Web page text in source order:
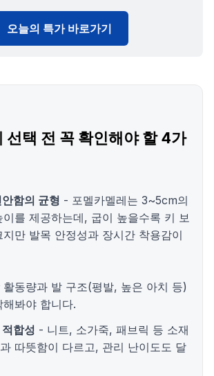
오늘의 특가 바로가기
선택 전 꼭 확인해야 할 4가
함의 균형 - 포멜카멜레는 3~5cm의
이를 제공하는데, 굽이 높을수록 키 보
만 발목 안정성과 장시간 착용감이
활동량과 발 구조(평발, 높은 아치 등)
봐야 합니다.
합성 - 니트, 소가죽, 패브릭 등 소재
따뜻함이 다르고, 관리 난이도도 달